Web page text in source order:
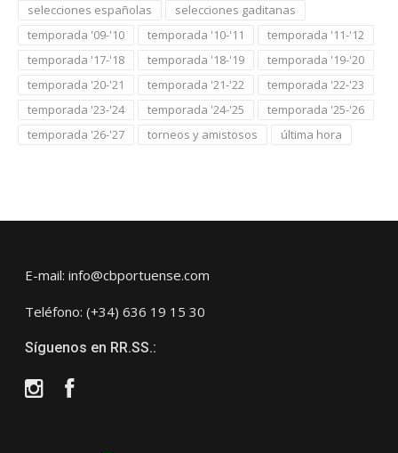
selecciones españolas
selecciones gaditanas
temporada '09-'10
temporada '10-'11
temporada '11-'12
temporada '17-'18
temporada '18-'19
temporada '19-'20
temporada '20-'21
temporada '21-'22
temporada '22-'23
temporada '23-'24
temporada '24-'25
temporada '25-'26
temporada '26-'27
torneos y amistosos última hora
E-mail: info@cbportuense.com
Teléfono: (+34) 636 19 15 30
Síguenos en RR.SS.:
InstagramFacebook